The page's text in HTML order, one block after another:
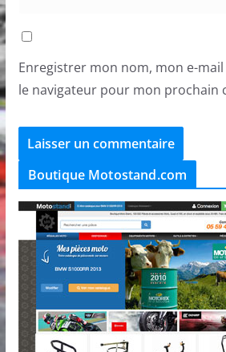
Enregistrer mon nom, mon e-
le navigateur pour mon prochain
Boutique Motostand.com